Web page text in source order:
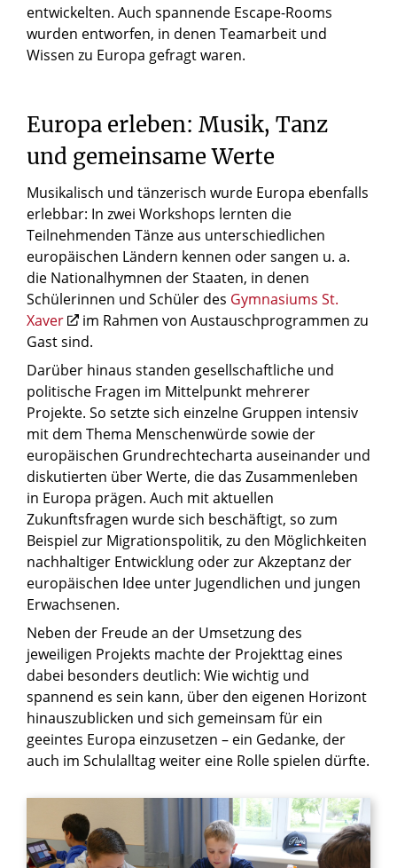
entwickelten. Auch spannende Escape-Rooms
wurden entworfen, in denen Teamarbeit und
Wissen zu Europa gefragt waren.
Europa erleben: Musik, Tanz
und gemeinsame Werte
Musikalisch und tänzerisch wurde Europa ebenfalls
erlebbar: In zwei Workshops lernten die
Teilnehmenden Tänze aus unterschiedlichen
europäischen Ländern kennen oder sangen u. a.
die Nationalhymnen der Staaten, in denen
Schülerinnen und Schüler des Gymnasiums St.
Xaver
im Rahmen von Austauschprogrammen zu
Gast sind.
Darüber hinaus standen gesellschaftliche und
politische Fragen im Mittelpunkt mehrerer
Projekte. So setzte sich einzelne Gruppen intensiv
mit dem Thema Menschenwürde sowie der
europäischen Grundrechtecharta auseinander und
diskutierten über Werte, die das Zusammenleben
in Europa prägen. Auch mit aktuellen
Zukunftsfragen wurde sich beschäftigt, so zum
Beispiel zur Migrationspolitik, zu den Möglichkeiten
nachhaltiger Entwicklung oder zur Akzeptanz der
europäischen Idee unter Jugendlichen und jungen
Erwachsenen.
Neben der Freude an der Umsetzung des
jeweiligen Projekts machte der Projekttag eines
dabei besonders deutlich: Wie wichtig und
spannend es sein kann, über den eigenen Horizont
hinauszublicken und sich gemeinsam für ein
geeintes Europa einzusetzen – ein Gedanke, der
auch im Schulalltag weiter eine Rolle spielen dürfte.